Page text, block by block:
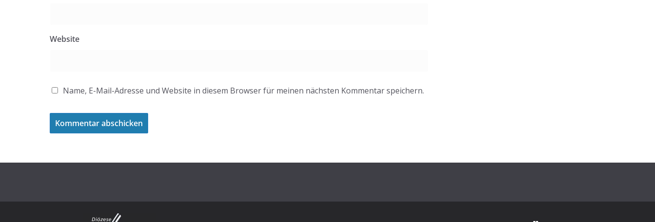
Website
Name, E-Mail-Adresse und Website in diesem Browser für meinen nächsten Kommentar speichern.